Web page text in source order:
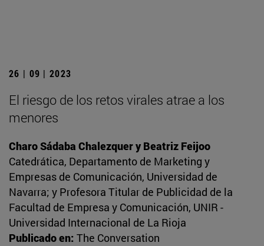
26 | 09 | 2023
El riesgo de los retos virales atrae a los
menores
Charo Sádaba Chalezquer y Beatriz Feijoo
Catedrática, Departamento de Marketing y
Empresas de Comunicación, Universidad de
Navarra; y Profesora Titular de Publicidad de la
Facultad de Empresa y Comunicación, UNIR -
Universidad Internacional de La Rioja
Publicado en: The Conversation